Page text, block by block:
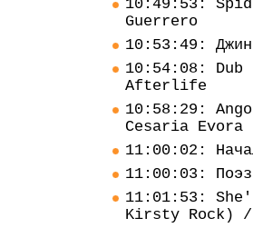
10:49:53:
Guerrero
10:53:49:
10:54:08:
Afterlife
10:58:29:
Cesaria Evora
11:00:02:
11:00:03:
11:01:53:
Kirsty Rock)